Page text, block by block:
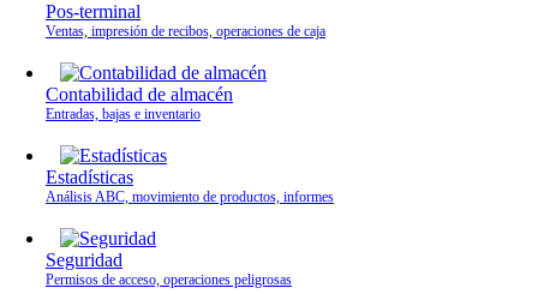
Pos-terminal
Ventas, impresión de recibos, operaciones de caja
Contabilidad de almacén
Entradas, bajas e inventario
Estadísticas
Análisis ABC, movimiento de productos, informes
Seguridad
Permisos de acceso, operaciones peligrosas